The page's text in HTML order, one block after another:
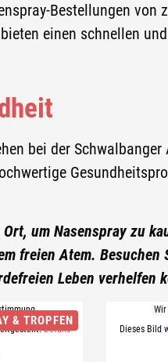
Bestellungen von
einen schnellen
bei der
um Nasenspray zu
freien Atem.
Leben verhelfen
& TROPFEN
Details
Dieses Bild